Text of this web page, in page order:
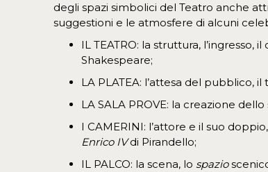
degli spazi simbolici del Teatro anche
suggestioni e le atmosfere di alcuni
IL TEATRO: la struttura, l’ingresso,
Shakespeare;
LA PLATEA: l’attesa del pubblico,
LA SALA PROVE: la creazione
I CAMERINI: l’attore e il suo
Enrico IVdi Pirandello;
IL PALCO: la scena, lo spazio